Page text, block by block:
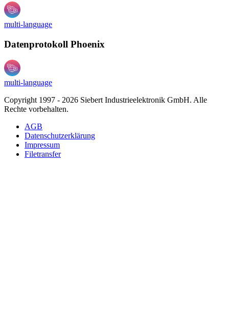
multi-language
Datenprotokoll Phoenix
multi-language
Copyright 1997 - 2026 Siebert Industrieelektronik GmbH. Alle
Rechte vorbehalten.
AGB
Datenschutzerklärung
Impressum
Filetransfer